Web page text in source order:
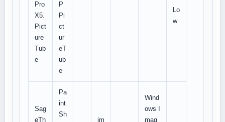
Pro
X5.
Pict
ure
Tub
e
P
Pi
ct
ur
eT
ub
e
Lo
w
Sag
eTh
Pa
int
Sh
im
Wind
ows I
mag